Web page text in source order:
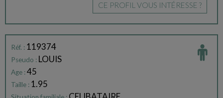
CE PROFIL VOUS INTÉRESSE ?
Réf. : 119374
Pseudo : LOUIS
Age :45
Taille : 1.95